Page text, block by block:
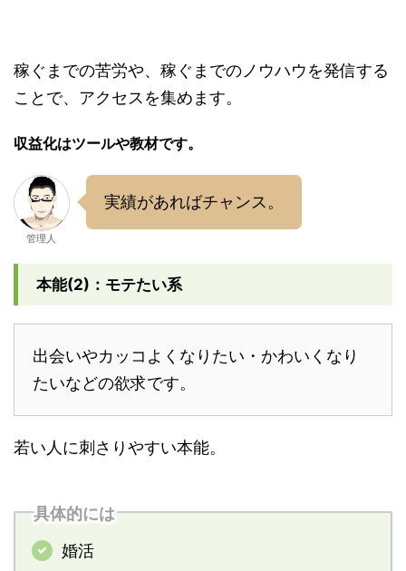
稼ぐまでの苦労や、稼ぐまでのノウハウを発信する
ことで、アクセスを集めます。
収益化はツールや教材です。
管理人
実績があればチャンス。
本能(2)：モテたい系
出会いやカッコよくなりたい・かわいくなり
たいなどの欲求です。
若い人に刺さりやすい本能。
具体的には
婚活